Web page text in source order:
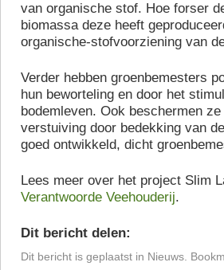
van organische stof. Hoe forser
biomassa deze heeft
organische-stofvoorziening van
Verder hebben groenbemesters
hun beworteling en door het
bodemleven. Ook beschermen
verstuiving door bedekking van
goed ontwikkeld, dicht
Lees meer over het project Slim
Verantwoorde Veehouderij.
Dit bericht delen:
Dit bericht is geplaatst in Nieuws .